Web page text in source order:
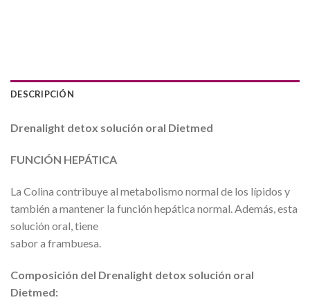
DESCRIPCIÓN
Drenalight detox solución oral Dietmed
FUNCIÓN HEPÁTICA
La Colina contribuye al metabolismo normal de los lípidos y
también a mantener la función hepática normal. Además, esta
solución oral, tiene
sabor a frambuesa.
Composición del Drenalight detox solución oral
Dietmed: